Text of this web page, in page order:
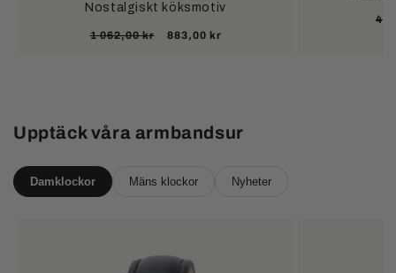
Nostalgiskt köksmotiv
Ordinarie
1 062,00 kr Försäljningspris
883,00 kr
Upptäck våra armbandsur
Damklockor Mäns klockor Nyheter